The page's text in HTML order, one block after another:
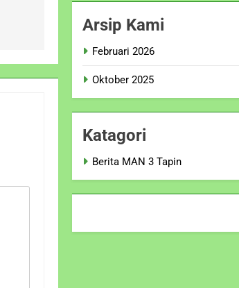
Arsip Kami
Februari 2026
Oktober 2025
Katagori
Berita MAN 3 Tapin